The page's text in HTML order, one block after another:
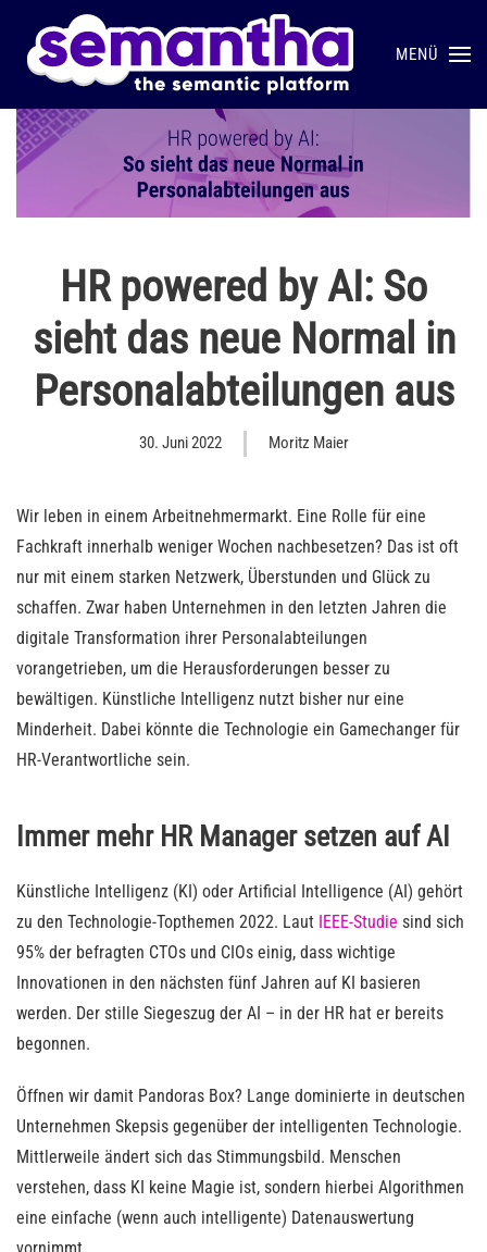
Skip to main content MENÜ
HR powered by AI: So
sieht das neue Normal in
Personalabteilungen aus
30. Juni 2022 Moritz Maier
Wir leben in einem Arbeitnehmermarkt. Eine Rolle für eine
Fachkraft innerhalb weniger Wochen nachbesetzen? Das ist oft
nur mit einem starken Netzwerk, Überstunden und Glück zu
schaffen. Zwar haben Unternehmen in den letzten Jahren die
digitale Transformation ihrer Personalabteilungen
vorangetrieben, um die Herausforderungen besser zu
bewältigen. Künstliche Intelligenz nutzt bisher nur eine
Minderheit. Dabei könnte die Technologie ein Gamechanger für
HR-Verantwortliche sein.
Immer mehr HR Manager setzen auf AI
Künstliche Intelligenz (KI) oder Artificial Intelligence (AI) gehört
zu den Technologie-Topthemen 2022. Laut IEEE-Studie sind sich
95% der befragten CTOs und CIOs einig, dass wichtige
Innovationen in den nächsten fünf Jahren auf KI basieren
werden. Der stille Siegeszug der AI – in der HR hat er bereits
begonnen.
Öffnen wir damit Pandoras Box? Lange dominierte in deutschen
Unternehmen Skepsis gegenüber der intelligenten Technologie.
Mittlerweile ändert sich das Stimmungsbild. Menschen
verstehen, dass KI keine Magie ist, sondern hierbei Algorithmen
eine einfache (wenn auch intelligente) Datenauswertung